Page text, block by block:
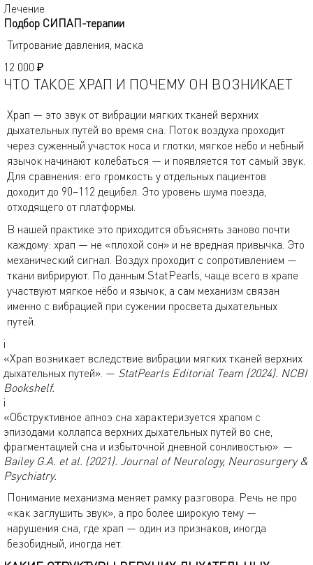
Лечение
Подбор СИПАП-терапии
Титрование давления, маска
12 000 ₽
ЧТО ТАКОЕ ХРАП И ПОЧЕМУ ОН ВОЗНИКАЕТ
Храп — это звук от вибрации мягких тканей верхних
дыхательных путей во время сна. Поток воздуха проходит
через суженный участок носа и глотки, мягкое нёбо и небный
язычок начинают колебаться — и появляется тот самый звук.
Для сравнения: его громкость у отдельных пациентов
доходит до 90–112 децибел. Это уровень шума поезда,
отходящего от платформы.
В нашей практике это приходится объяснять заново почти
каждому: храп — не «плохой сон» и не вредная привычка. Это
механический сигнал. Воздух проходит с сопротивлением —
ткани вибрируют. По данным StatPearls, чаще всего в храпе
участвуют мягкое нёбо и язычок, а сам механизм связан
именно с вибрацией при сужении просвета дыхательных
путей.
i
«Храп возникает вследствие вибрации мягких тканей верхних
дыхательных путей». — StatPearls Editorial Team (2024). NCBI
Bookshelf.
i
«Обструктивное апноэ сна характеризуется храпом с
эпизодами коллапса верхних дыхательных путей во сне,
фрагментацией сна и избыточной дневной сонливостью». —
Bailey G.A. et al. (2021). Journal of Neurology, Neurosurgery &
Psychiatry.
Понимание механизма меняет рамку разговора. Речь не про
«как заглушить звук», а про более широкую тему —
нарушения сна, где храп — один из признаков, иногда
безобидный, иногда нет.